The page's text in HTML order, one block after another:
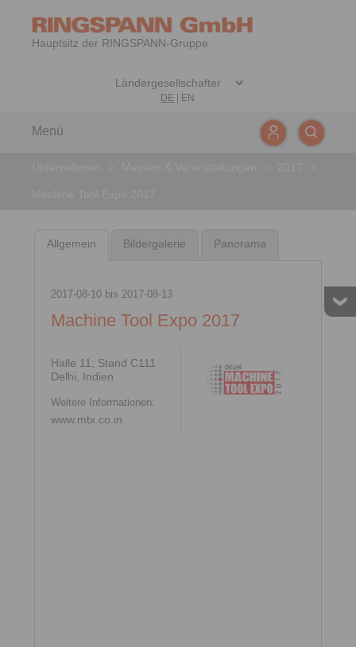
Hauptsitz der RINGSPANN-Gruppe
DE EN
Menü
Allgemein Bildergalerie Panorama
2017-08-10bis 2017-08-13
Machine Tool Expo 2017
Halle 11, Stand C111
Delhi, Indien
Weitere Informationen:
www.mtx.co.in